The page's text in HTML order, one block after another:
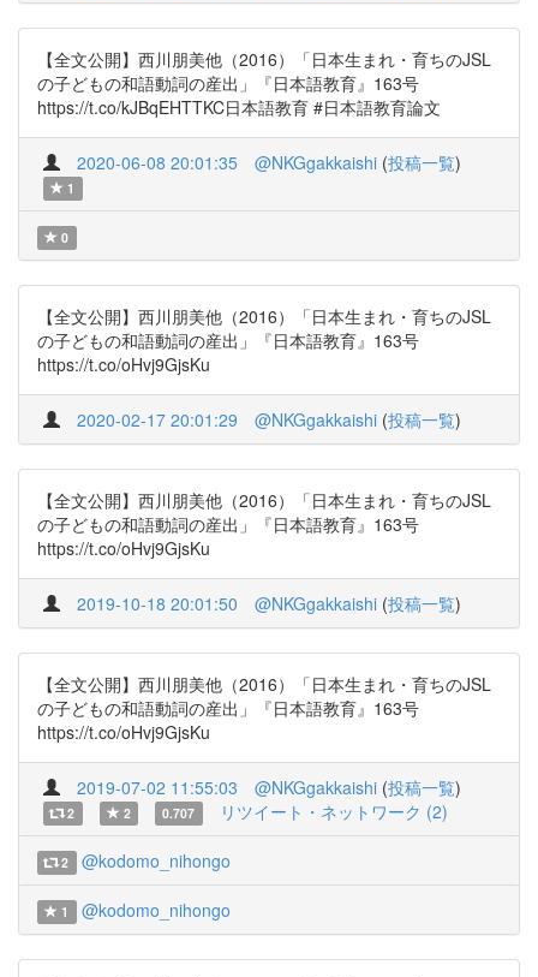
【全文公開】西川朋美他（2016）「日本生まれ・育ちのJSL
の子どもの和語動詞の産出」『日本語教育』163号
https://t.co/kJBqEHTTKC日本語教育 #日本語教育論文
2020-06-08 20:01:35 @NKGgakkaishi (投稿一覧)
1
0
【全文公開】西川朋美他（2016）「日本生まれ・育ちのJSL
の子どもの和語動詞の産出」『日本語教育』163号
https://t.co/oHvj9GjsKu
2020-02-17 20:01:29 @NKGgakkaishi (投稿一覧)
【全文公開】西川朋美他（2016）「日本生まれ・育ちのJSL
の子どもの和語動詞の産出」『日本語教育』163号
https://t.co/oHvj9GjsKu
2019-10-18 20:01:50 @NKGgakkaishi (投稿一覧)
【全文公開】西川朋美他（2016）「日本生まれ・育ちのJSL
の子どもの和語動詞の産出」『日本語教育』163号
https://t.co/oHvj9GjsKu
2019-07-02 11:55:03 @NKGgakkaishi (投稿一覧)
2 2 0.707 リツイート・ネットワーク (2)
2 @kodomo_nihongo
1 @kodomo_nihongo